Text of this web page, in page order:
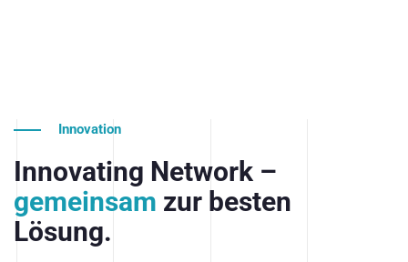
Innovation
Innovating Network –
gemeinsam zur besten
Lösung.